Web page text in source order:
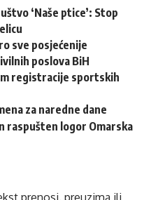
‘Naše ptice’: Stop
sve posjećenije
poslova BiH
registracije sportskih
za naredne dane
raspušten logor Omarska
prenosi, preuzima ili